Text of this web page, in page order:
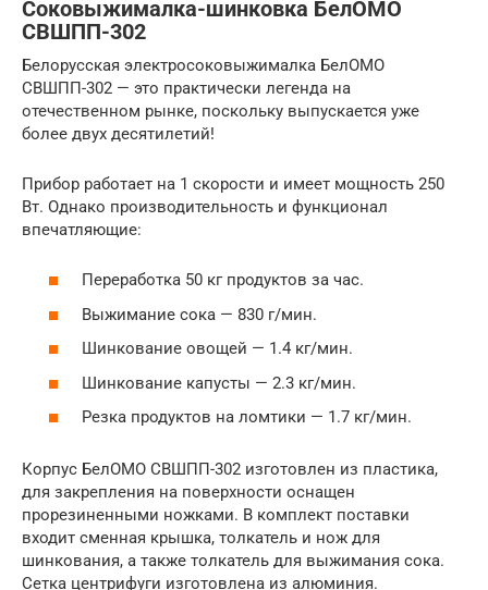
Соковыжималка-шинковка БелОМО
СВШПП-302
Белорусская электросоковыжималка БелОМО
СВШПП-302 — это практически легенда на
отечественном рынке, поскольку выпускается уже
более двух десятилетий!
Прибор работает на 1 скорости и имеет мощность 250
Вт. Однако производительность и функционал
впечатляющие:
Переработка 50 кг продуктов за час.
Выжимание сока — 830 г/мин.
Шинкование овощей — 1.4 кг/мин.
Шинкование капусты — 2.3 кг/мин.
Резка продуктов на ломтики — 1.7 кг/мин.
Корпус БелОМО СВШПП-302 изготовлен из пластика,
для закрепления на поверхности оснащен
прорезиненными ножками. В комплект поставки
входит сменная крышка, толкатель и нож для
шинкования, а также толкатель для выжимания сока.
Сетка центрифуги изготовлена из алюминия.